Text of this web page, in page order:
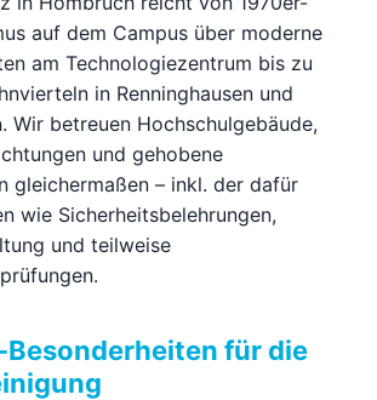
auf dem Campus über moderne
am Technologiezentrum bis zu
in Renninghausen und
Wir betreuen Hochschulgebäude,
und gehobene
gleichermaßen – inkl. der dafür
wie Sicherheitsbelehrungen,
und teilweise
für die